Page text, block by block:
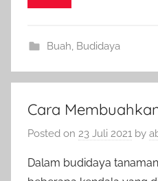
Buah Budidaya
Cara
Posted on 23 Juli 2021 by
Dalam budidaya